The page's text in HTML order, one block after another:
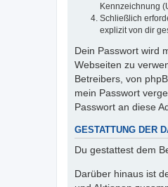
Kennzeichnung
Schließlich
explizit von dir
Dein Passwort wird
Webseiten zu
Betreibers, von
mein Passwort
Passwort an diese
GESTATTUNG DER
Du gestattest dem
Darüber hinaus ist